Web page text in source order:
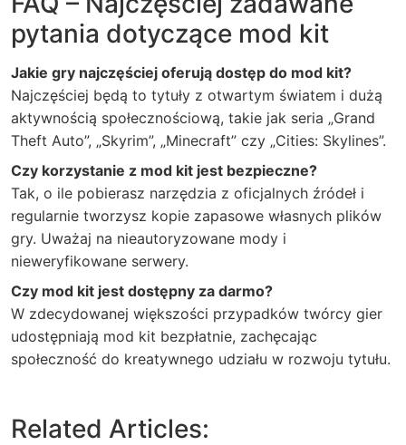
pytania dotyczące mod kit
Jakie gry najczęściej oferują dostęp do mod kit?
Najczęściej będą to tytuły z otwartym światem i dużą
aktywnością społecznościową, takie jak seria „Grand
Theft Auto”, „Skyrim”, „Minecraft” czy „Cities: Skylines”.
Czy korzystanie z mod kit jest bezpieczne?
Tak, o ile pobierasz narzędzia z oficjalnych źródeł i
regularnie tworzysz kopie zapasowe własnych plików
gry. Uważaj na nieautoryzowane mody i
nieweryfikowane serwery.
Czy mod kit jest dostępny za darmo?
W zdecydowanej większości przypadków twórcy gier
udostępniają mod kit bezpłatnie, zachęcając
społeczność do kreatywnego udziału w rozwoju tytułu.
Related Articles: